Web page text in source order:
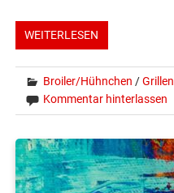
WEITERLESEN
Broiler/Hühnchen /Grillen
Kommentar hinterlassen